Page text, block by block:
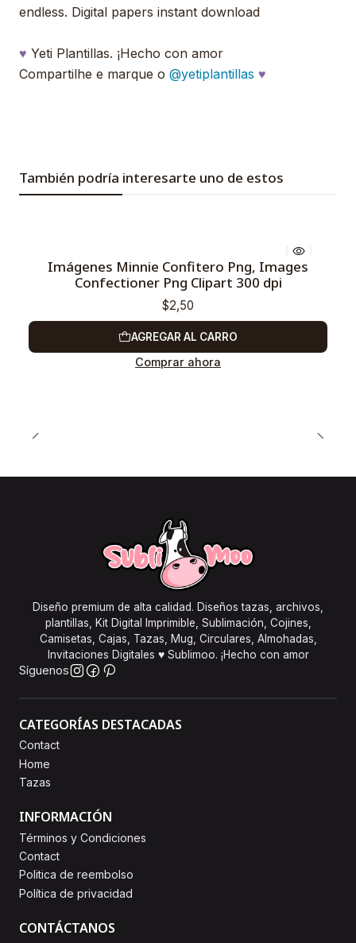
endless. Digital papers instant download
♥ Yeti Plantillas. ¡Hecho con amor
Compartilhe e marque o @yetiplantillas ♥
También podría interesarte uno de estos
Imágenes Minnie Confitero Png, Images
Confectioner Png Clipart 300 dpi
$2,50
AGREGAR AL CARRO
Comprar ahora
Diseño premium de alta calidad. Diseños tazas, archivos,
plantillas, Kit Digital Imprimible, Sublimación, Cojines,
Camisetas, Cajas, Tazas, Mug, Circulares, Almohadas,
Invitaciones Digitales ♥ Sublimoo. ¡Hecho con amor
Síguenos
CATEGORÍAS DESTACADAS
Contact
Home
Tazas
INFORMACIÓN
Términos y Condiciones
Contact
Politica de reembolso
Política de privacidad
CONTÁCTANOS